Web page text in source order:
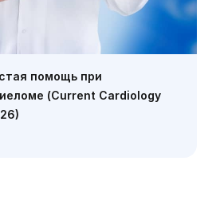
помощь при
(Current Cardiology